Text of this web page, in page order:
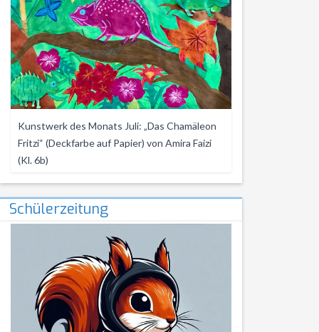
Kunstwerk des Monats Juli: „Das Chamäleon
Fritzi“ (Deckfarbe auf Papier) von Amira Faizi
(Kl. 6b)
Schülerzeitung